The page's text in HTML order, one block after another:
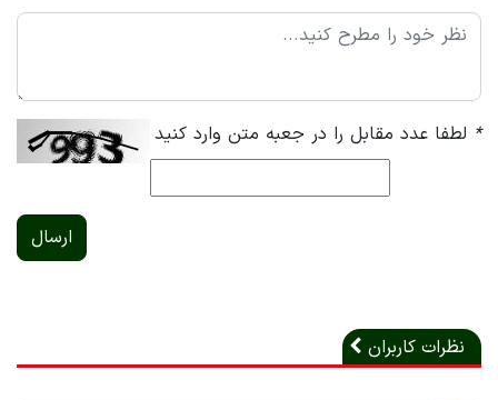
* لطفا عدد مقابل را در جعبه متن وارد کنید
ارسال
نظرات کاربران